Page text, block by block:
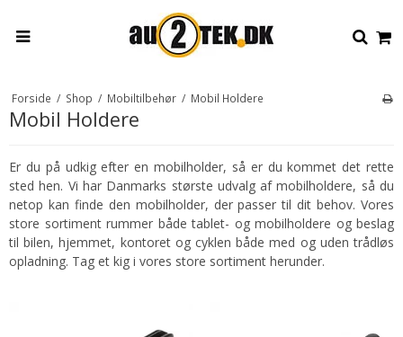
Forside / Shop / Mobiltilbehør / Mobil Holdere
Mobil Holdere
Er du på udkig efter en mobilholder, så er du kommet det rette
sted hen. Vi har Danmarks største udvalg af mobilholdere, så du
netop kan finde den mobilholder, der passer til dit behov. Vores
store sortiment rummer både tablet- og mobilholdere og beslag
til bilen, hjemmet, kontoret og cyklen både med og uden trådløs
opladning. Tag et kig i vores store sortiment herunder.